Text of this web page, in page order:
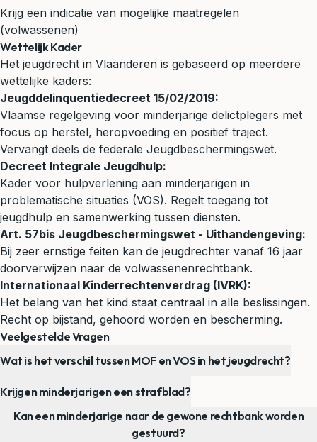
Krijg een indicatie van mogelijke maatregelen
(volwassenen)
Wettelijk Kader
Het jeugdrecht in Vlaanderen is gebaseerd op meerdere
wettelijke kaders:
Jeugddelinquentiedecreet 15/02/2019:
Vlaamse regelgeving voor minderjarige delictplegers met
focus op herstel, heropvoeding en positief traject.
Vervangt deels de federale Jeugdbeschermingswet.
Decreet Integrale Jeugdhulp:
Kader voor hulpverlening aan minderjarigen in
problematische situaties (VOS). Regelt toegang tot
jeugdhulp en samenwerking tussen diensten.
Art. 57bis Jeugdbeschermingswet - Uithandengeving:
Bij zeer ernstige feiten kan de jeugdrechter vanaf 16 jaar
doorverwijzen naar de volwassenenrechtbank.
Internationaal Kinderrechtenverdrag (IVRK):
Het belang van het kind staat centraal in alle beslissingen.
Recht op bijstand, gehoord worden en bescherming.
Veelgestelde Vragen
Wat is het verschil tussen MOF en VOS in het jeugdrecht?
Krijgen minderjarigen een strafblad?
Kan een minderjarige naar de gewone rechtbank worden
gestuurd?